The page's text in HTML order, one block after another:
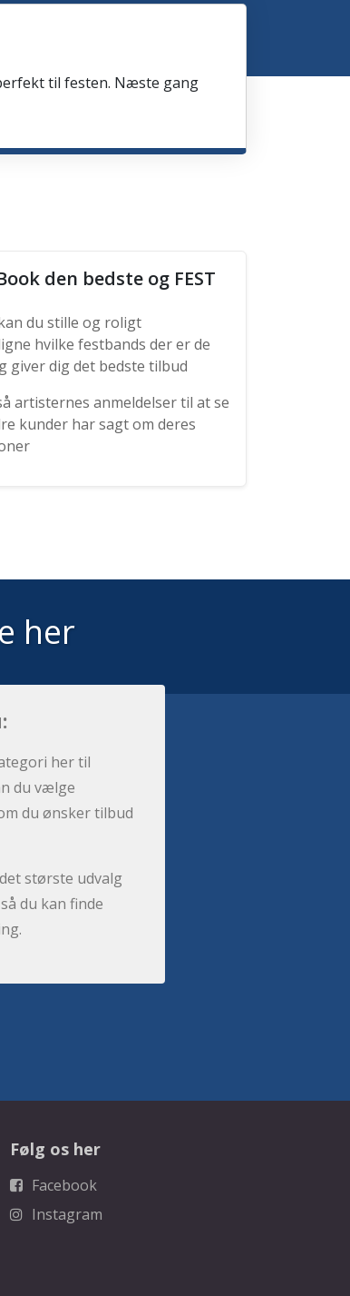
til festen. Næste gang
den bedste og FEST
du stille og roligt
hvilke festbands der er de
giver dig det bedste tilbud
artisternes anmeldelser til at se
kunder har sagt om deres
her
her til
du vælge
du ønsker tilbud
største udvalg
du kan finde
Følg os her
Facebook
Instagram